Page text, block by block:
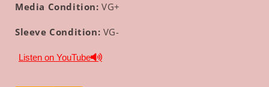
Media Condition:VG+
Sleeve Condition: VG-
Listen on YouTube